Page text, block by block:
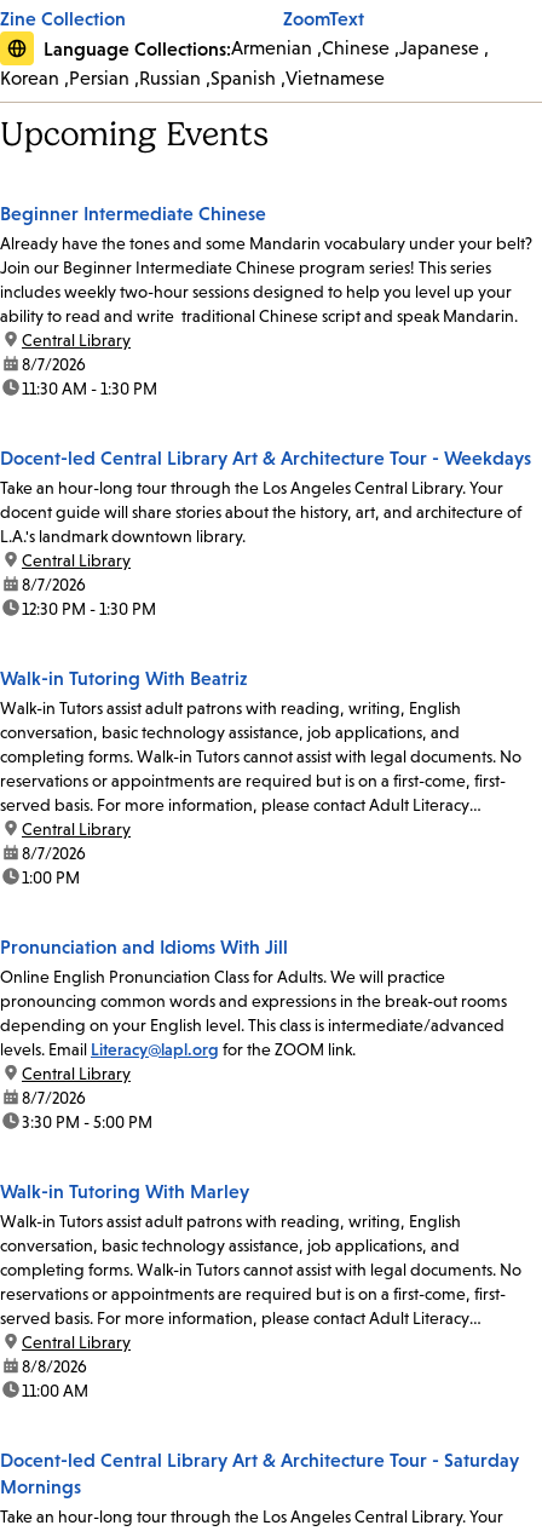
Zine Collection
ZoomText
Language Collections:Armenian Chinese Japanese
Korean Persian Russian Spanish Vietnamese
Upcoming Events
Beginner Intermediate Chinese
Already have the tones and some Mandarin vocabulary under your belt?
Join our Beginner Intermediate Chinese program series! This series
includes weekly two-hour sessions designed to help you level up your
ability to read and write traditional Chinese script and speak Mandarin.
location:
Central Library
date:8/7/2026
time:11:30 AM - 1:30 PM
Docent-led Central Library Art & Architecture Tour - Weekdays
Take an hour-long tour through the Los Angeles Central Library. Your
docent guide will share stories about the history, art, and architecture of
L.A.'s landmark downtown library.
location:
Central Library
date:8/7/2026
time:12:30 PM - 1:30 PM
Walk-in Tutoring With Beatriz
Walk-in Tutors assist adult patrons with reading, writing, English
conversation, basic technology assistance, job applications, and
completing forms. Walk-in Tutors cannot assist with legal documents. No
reservations or appointments are required but is on a first-come, first-
served basis. For more information, please contact Adult Literacy
Coordinator Claudia Flores at 213-228-7037...
location:
Central Library
date:8/7/2026
time:1:00 PM
Pronunciation and Idioms With Jill
Online English Pronunciation Class for Adults. We will practice
pronouncing common words and expressions in the break-out rooms
depending on your English level. This class is intermediate/advanced
levels. Email Literacy@lapl.org for the ZOOM link.
location:
Central Library
date:8/7/2026
time:3:30 PM - 5:00 PM
Walk-in Tutoring With Marley
Walk-in Tutors assist adult patrons with reading, writing, English
conversation, basic technology assistance, job applications, and
completing forms. Walk-in Tutors cannot assist with legal documents. No
reservations or appointments are required but is on a first-come, first-
served basis. For more information, please contact Adult Literacy
Coordinator Claudia Flores at 213-228-7037...
location:
Central Library
date:8/8/2026
time:11:00 AM
Docent-led Central Library Art & Architecture Tour - Saturday
Mornings
Take an hour-long tour through the Los Angeles Central Library. Your